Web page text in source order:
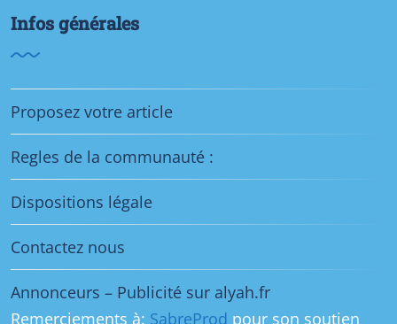
Infos générales
Proposez votre article
Regles de la communauté :
Dispositions légale
Contactez nous
Annonceurs – Publicité sur alyah.fr
Remerciements à: SabreProd pour son soutien